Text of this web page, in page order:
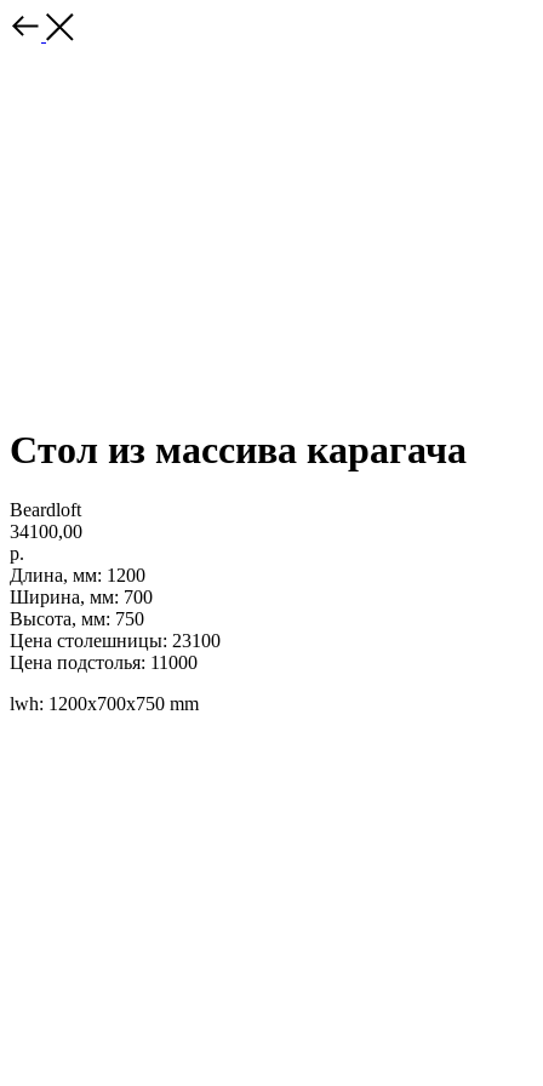
Стол из массива карагача
Beardloft
34100,00
р.
Длина, мм: 1200
Ширина, мм: 700
Высота, мм: 750
Цена столешницы: 23100
Цена подстолья: 11000
lwh: 1200x700x750 mm